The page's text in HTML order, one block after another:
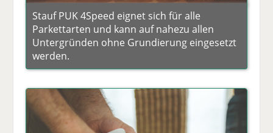
Stauf PUK 4Speed eignet sich für alle
Parkettarten und kann auf nahezu allen
Untergründen ohne Grundierung eingesetzt
werden.